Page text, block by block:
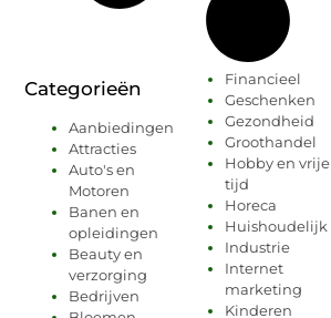
Categorieën
Aanbiedingen
Attracties
Auto's en
Motoren
Banen en
opleidingen
Beauty en
verzorging
Bedrijven
Financieel
Geschenken
Gezondheid
Groothandel
Hobby en vrije
tijd
Horeca
Huishoudelijk
Industrie
Internet
marketing
Kinderen